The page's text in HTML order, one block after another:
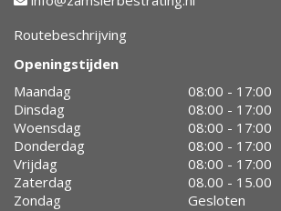
Routebeschrijving
Openingstijden
Maandag
08:00 - 17:00
Dinsdag
08:00 - 17:00
Woensdag
08:00 - 17:00
Donderdag
08:00 - 17:00
Vrijdag
08:00 - 17:00
Zaterdag
08.00 - 15.00
Zondag
Gesloten